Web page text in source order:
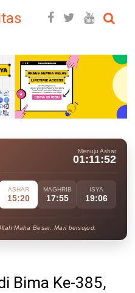
Menuju Ashar
01:11:51
ASHAR
15:20
MAGHRIB
17:55
ISYA
19:06
Maha Besar. Mari bersujud.
Bima Ke-385,